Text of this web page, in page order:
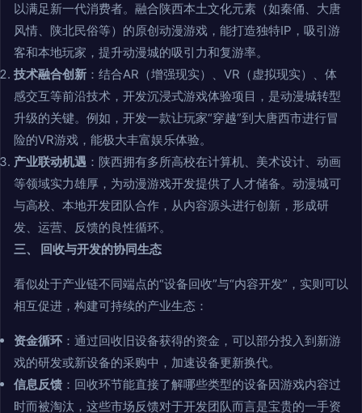
以满足新一代消费者。融合陕西本土文化元素（如秦俑、大唐
风情、陕北民俗等）的原创动漫游戏，能打造独特IP，吸引游
客和本地玩家，提升动漫城的吸引力和复游率。
技术融合创新 ：结合AR（增强现实）、VR（虚拟现实）、体
感交互等前沿技术，开发沉浸式游戏体验项目，是动漫城转型
升级的关键。例如，开发一款让玩家“穿越”到大唐西市进行冒
险的VR游戏，能极大丰富娱乐体验。
产业联动机遇 ：陕西拥有多所高校在计算机、美术设计、动画
等领域实力雄厚，为动漫游戏开发提供了人才储备。动漫城可
与高校、本地开发团队合作，从内容源头进行创新，形成研
发、运营、反馈的良性循环。
三、 回收与开发的协同生态
看似处于产业链不同端点的“设备回收”与“内容开发”，实则可以
相互促进，构建可持续的产业生态：
资金循环 ：通过回收旧设备获得的资金，可以部分投入到新游
戏的研发或新设备的采购中，加速设备更新换代。
信息反馈 ：回收环节能直接了解哪些类型的设备因游戏内容过
时而被淘汰，这些市场反馈对于开发团队而言是宝贵的一手资